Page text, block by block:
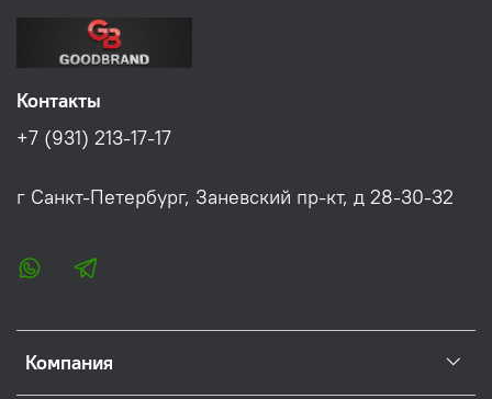
Компания
Контакты
+7 (931) 213-17-17
г Санкт-Петербург, Заневский пр-кт, д 28-30-32